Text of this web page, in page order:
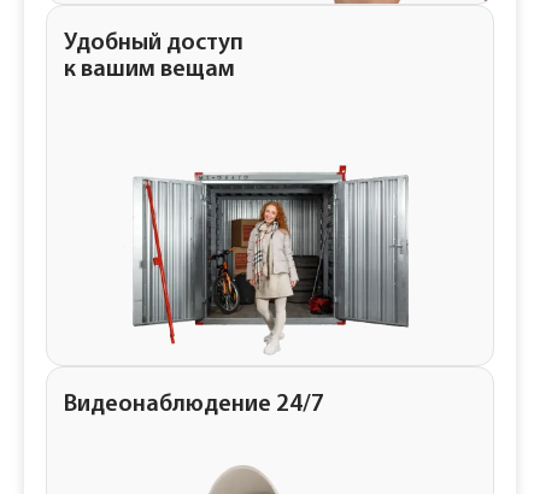
Удобный доступ
к вашим вещам
Видеонаблюдение 24/7